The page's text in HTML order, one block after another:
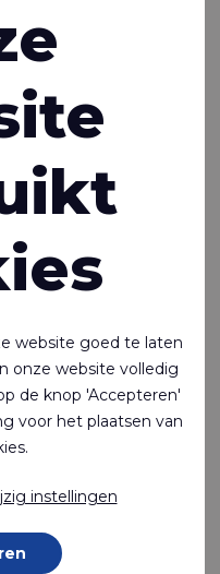
website goed te laten
onze website volledig
de knop 'Accepteren'
voor het plaatsen van
instellingen